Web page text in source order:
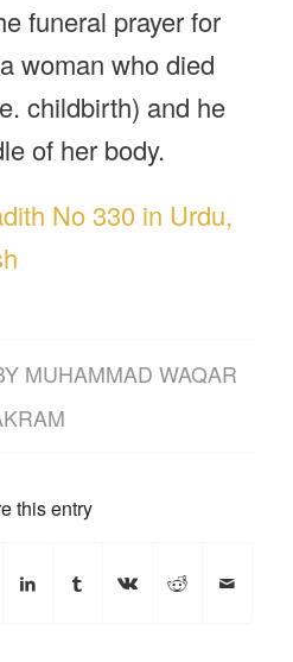
funeral prayer for
woman who died
childbirth) and he
of her body.
No 330 in Urdu,
MUHAMMAD WAQAR
this entry